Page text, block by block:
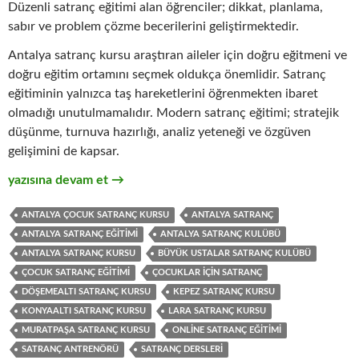
Düzenli satranç eğitimi alan öğrenciler; dikkat, planlama,
sabır ve problem çözme becerilerini geliştirmektedir.
Antalya satranç kursu araştıran aileler için doğru eğitmeni ve
doğru eğitim ortamını seçmek oldukça önemlidir. Satranç
eğitiminin yalnızca taş hareketlerini öğrenmekten ibaret
olmadığı unutulmamalıdır. Modern satranç eğitimi; stratejik
düşünme, turnuva hazırlığı, analiz yeteneği ve özgüven
gelişimini de kapsar.
Antalya Satranç Rehberi: Muratpaşa, Konyaaltı, Kepez, Lara
yazısına devam et →
ANTALYA ÇOCUK SATRANÇ KURSU ANTALYA SATRANÇ
ANTALYA SATRANÇ EĞITIMI ANTALYA SATRANÇ KULÜBÜ
ANTALYA SATRANÇ KURSU BÜYÜK USTALAR SATRANÇ KULÜBÜ
ÇOCUK SATRANÇ EĞITIMI ÇOCUKLAR IÇIN SATRANÇ
DÖŞEMEALTI SATRANÇ KURSU KEPEZ SATRANÇ KURSU
KONYAALTI SATRANÇ KURSU LARA SATRANÇ KURSU
MURATPAŞA SATRANÇ KURSU ONLINE SATRANÇ EĞITIMI
SATRANÇ ANTRENÖRÜ SATRANÇ DERSLERI